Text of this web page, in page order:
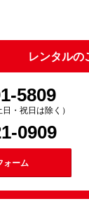
レンタルの
5809
・祝日は除く）
0909
ォーム